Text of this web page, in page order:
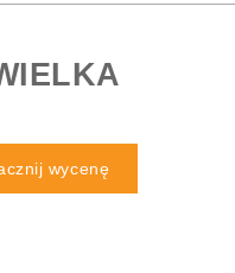
wycenę